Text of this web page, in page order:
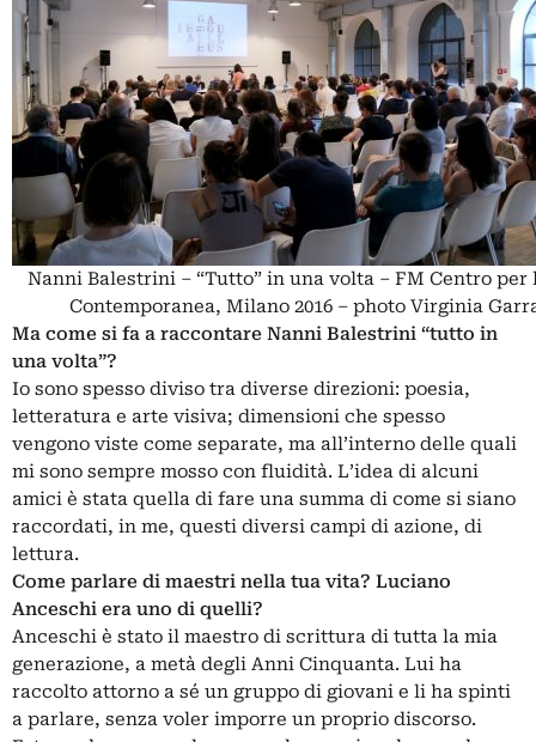
Nanni Balestrini – “Tutto” in una volta – FM Centro per
Contemporanea, Milano 2016 – photo Virginia
Ma come si fa a raccontare Nanni Balestrini “tutto in
una volta”?
Io sono spesso diviso tra diverse direzioni: poesia,
letteratura e arte visiva; dimensioni che spesso
vengono viste come separate, ma all’interno delle quali
mi sono sempre mosso con fluidità. L’idea di alcuni
amici è stata quella di fare una summa di come si siano
raccordati, in me, questi diversi campi di azione, di
lettura.
Come parlare di maestri nella tua vita? Luciano
Anceschi era uno di quelli?
Anceschi è stato il maestro di scrittura di tutta la mia
generazione, a metà degli Anni Cinquanta. Lui ha
raccolto attorno a sé un gruppo di giovani e li ha spinti
a parlare, senza voler imporre un proprio discorso.